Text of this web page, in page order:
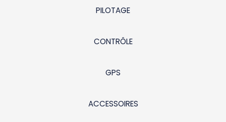
PILOTAGE
CONTRÔLE
GPS
ACCESSOIRES